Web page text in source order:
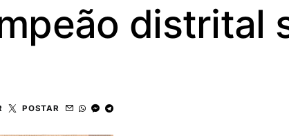
distrital
POSTAR